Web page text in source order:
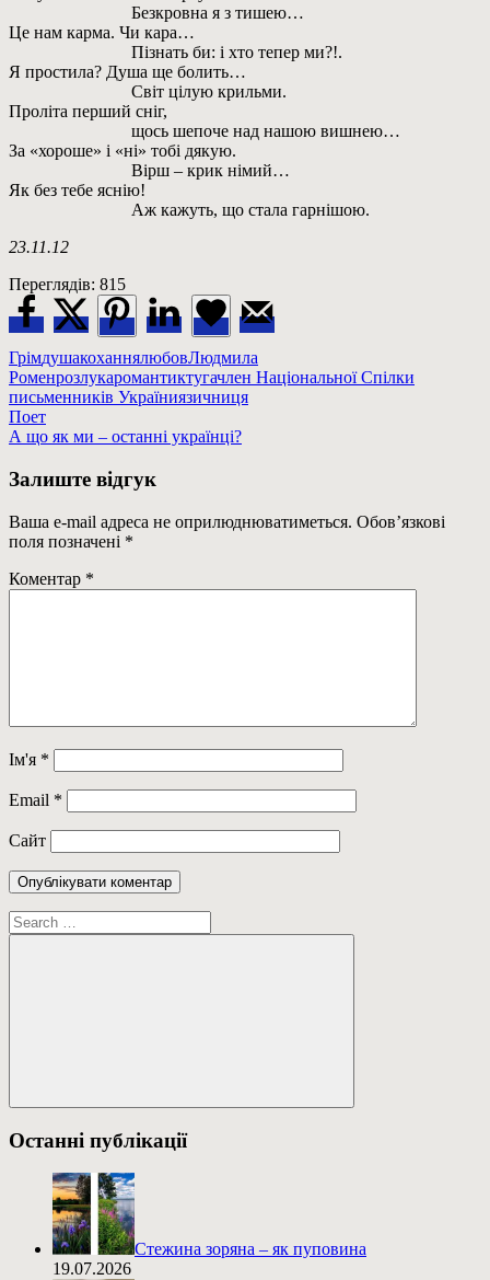
Безкровна я з тишею…
Це нам карма. Чи кара…
Пізнать би: і хто тепер ми?!.
Я простила? Душа ще болить…
Світ цілую крильми.
Проліта перший сніг,
щось шепоче над нашою вишнею…
За «хороше» і «ні» тобі дякую.
Вірш – крик німий…
Як без тебе яснію!
Аж кажуть, що стала гарнішою.
23.11.12
Переглядів: 815
ГрімдушакоханнялюбовЛюдмила
Роменрозлукаромантиктугачлен Національної Спілки
письменників Україниязичниця
Навігація
записів
Previous
Post:
Поет
Next
А що як ми – останні українці?
Залиште відгук
Ваша e-mail адреса не оприлюднюватиметься. Обов’язкові
поля позначені *
Коментар *
Ім'я *
Email *
Сайт
Пошук:
Пошук
Останні публікації
Стежина зоряна – як пуповина
19.07.2026